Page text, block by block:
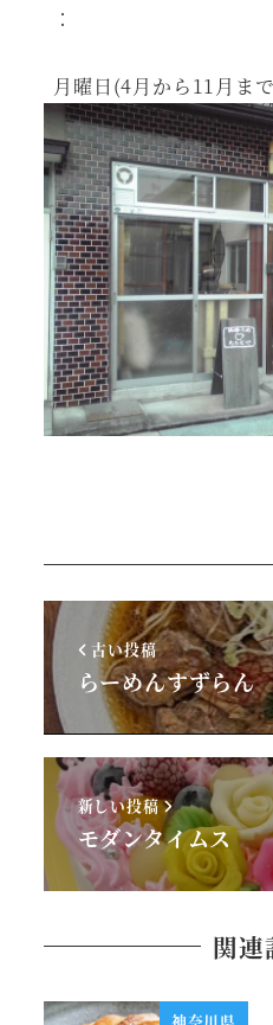
：
月曜日(4月から11月ま
古い投稿
らーめんすずらん
新しい投稿
モダンタイムス
関連